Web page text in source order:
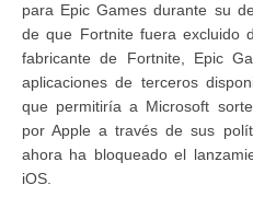
para Epic Games durante su
de que Fortnite fuera excluido
fabricante de Fortnite, Epic
aplicaciones de terceros
que permitiría a Microsoft
por Apple a través de sus
ahora ha bloqueado el
iOS.